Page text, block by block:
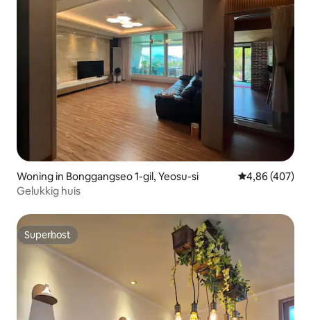
Woning in Bonggangseo 1-gil, Yeosu-si Gemiddelde
4,86 (407)
Gelukkig huis
Superhost
Superhost